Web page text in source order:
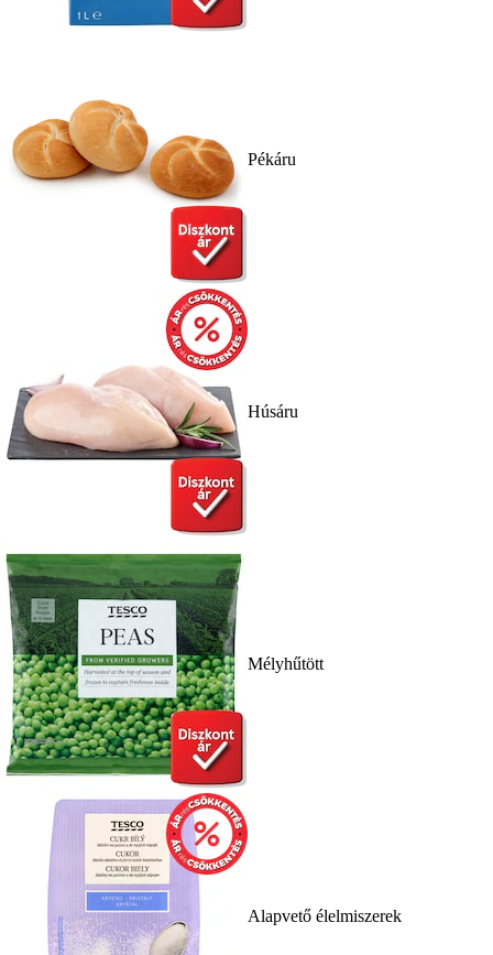
Pékáru
Húsáru
Mélyhűtött
Alapvető élelmiszerek